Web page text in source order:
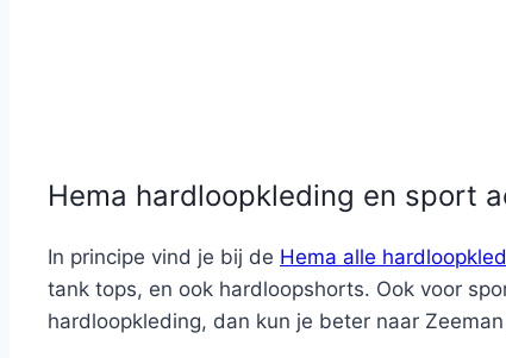
Hema hardloopkleding en sport
In principe vind je bij de Hema alle
tank tops, en ook hardloopshorts. Ook voor
hardloopkleding, dan kun je beter naar